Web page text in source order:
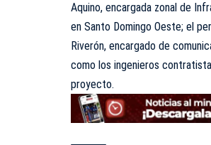
Aquino, encargada zonal de
en Santo Domingo Oeste; el
Riverón, encargado de
como los ingenieros
proyecto.